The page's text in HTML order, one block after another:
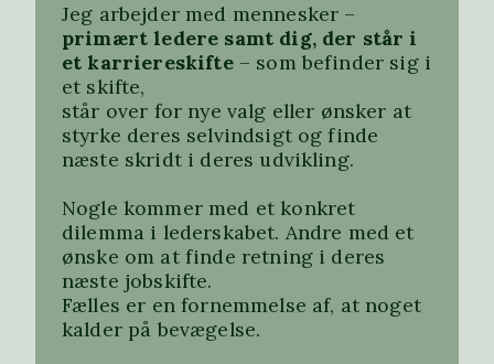
Jeg arbejder med mennesker –
primært ledere samt dig, der står i
et karriereskifte– som befinder sig i
et skifte,
står over for nye valg eller ønsker at
styrke deres selvindsigt og finde
næste skridt i deres udvikling.
Nogle kommer med et konkret
dilemma i lederskabet. Andre med et
ønske om at finde retning i deres
næste jobskifte.
Fælles er en fornemmelse af, at noget
kalder på bevægelse.